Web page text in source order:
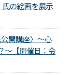
氏の絵画を展示
開講座〉～心
～【開催日：令